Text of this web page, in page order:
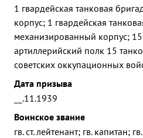
1 гвардейская танковая
корпус; 1 гвардейская
механизированный корпус;
артиллерийский полк 15
советских оккупационных
Дата призыва
__.11.1939
Воинское звание
гв. ст. лейтенант; гв. капитан;